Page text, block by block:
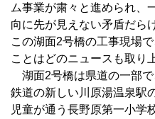
ム事業が粛々と進められ、
向に先が見えない矛盾だら
この湖面2号橋の工事現場
ことはどのニュースも取り
湖面2号橋は県道の一部で
鉄道の新しい川原湯温泉駅
児童が通う長野原第一小学